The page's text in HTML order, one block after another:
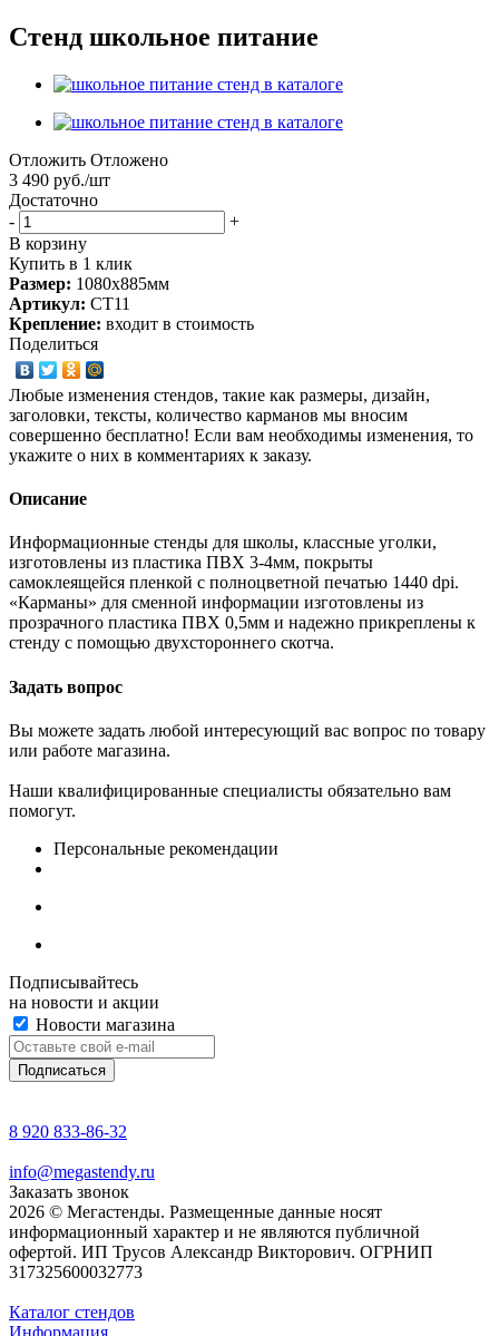
Стенд школьное питание
Отложить Отложено
3 490 руб./шт
Достаточно
-
+
В корзину
Купить в 1 клик
Размер: 1080х885мм
Артикул: СТ11
Крепление: входит в стоимость
Поделиться
Любые изменения стендов, такие как размеры, дизайн,
заголовки, тексты, количество карманов мы вносим
совершенно бесплатно! Если вам необходимы изменения, то
укажите о них в комментариях к заказу.
Описание
Информационные стенды для школы, классные уголки,
изготовлены из пластика ПВХ 3-4мм, покрыты
самоклеящейся пленкой с полноцветной печатью 1440 dpi.
«Карманы» для сменной информации изготовлены из
прозрачного пластика ПВХ 0,5мм и надежно прикреплены к
стенду с помощью двухстороннего скотча.
Задать вопрос
Вы можете задать любой интересующий вас вопрос по товару
или работе магазина.
Наши квалифицированные специалисты обязательно вам
помогут.
Персональные рекомендации
Подписывайтесь
на новости и акции
Новости магазина
8 920 833-86-32
info@megastendy.ru
Заказать звонок
2026 © Мегастенды. Размещенные данные носят
информационный характер и не являются публичной
офертой. ИП Трусов Александр Викторович. ОГРНИП
317325600032773
Каталог стендов
Информация